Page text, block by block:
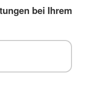
bei Ihrem